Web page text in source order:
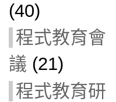
(40)
程式教育會
議 (21)
程式教育研